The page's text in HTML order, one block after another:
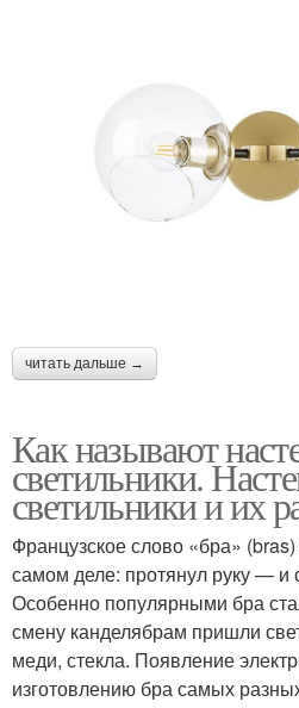
читать дальше →
Как называют
светильники.
светильники и их
Французское слово «бра»
самом деле: протянул руку — и
Особенно популярными бра
смену канделябрам пришли
меди, стекла. Появление
изготовлению бра самых